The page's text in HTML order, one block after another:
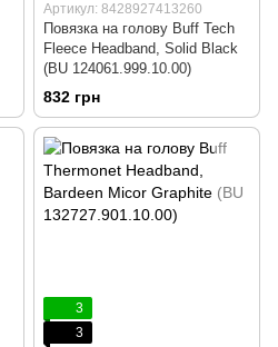
Артикул: 8428927413260
Повязка на голову Buff Tech
Fleece Headband, Solid Black
(BU 124061.999.10.00)
832 грн
3
3